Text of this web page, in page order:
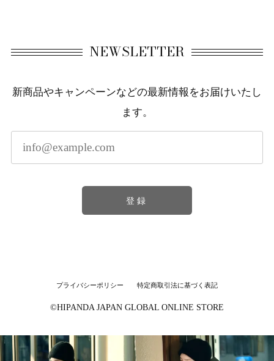
NEWSLETTER
新商品やキャンペーンなどの最新情報をお届けいたし
ます。
登録
プライバシーポリシー 特定商取引法に基づく表記
©︎HIPANDA JAPAN GLOBAL ONLINE STORE